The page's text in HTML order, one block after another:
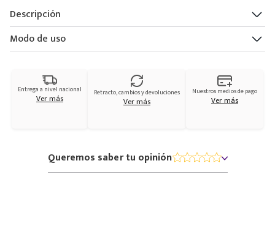
Descripción
Modo de uso
Entrega a nivel nacional
Ver más Retracto, cambios y devoluciones
Ver más
Nuestros medios de pago
Ver más
Queremos saber tu opinión